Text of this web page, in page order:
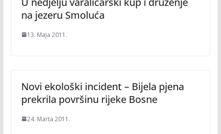
na jezeru Smoluća
13. Maja 2011.
Novi ekološki incident – Bijela pjena
prekrila površinu rijeke Bosne
24. Marta 2011.